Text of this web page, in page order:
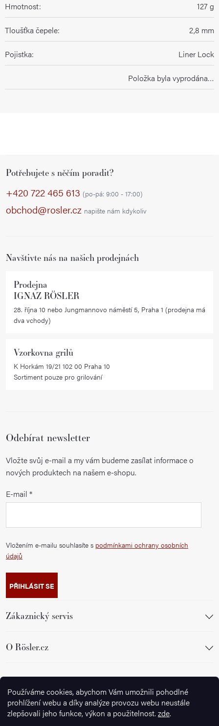
Používáme cookies, abychom Vám umožnili pohodlné
prohlížení webu a díky analýze provozu webu neustále
zlepšovali jeho funkce, výkon a použitelnost. zde.
Hmotnost: 127 g
Tloušťka čepele: 2,8 mm
Pojistka: Liner Lock
Položka byla vyprodána…
Potřebujete s něčím poradit?
+420 722 465 613 (po-pá: 9:00 - 17:00)
obchod@rosler.cz napište nám kdykoliv
Navštivte nás na našich prodejnách
Prodejna
IGNAZ RÖSLER
28. října 10 nebo Jungmannovo náměstí 5, Praha 1 (prodejna má
dva vchody)
Vzorkovna grilů
K Horkám 19/21 102 00 Praha 10
Sortiment pouze pro grilování
Odebírat newsletter
Vložte svůj e-mail a my vám budeme zasílat informace o
nových produktech na našem e-shopu.
E-mail
Vložením e-mailu souhlasíte s podmínkami ochrany osobních
údajů
PŘIHLÁSIT SE
Zákaznický servis
O Rösler.cz
Sledujte nás